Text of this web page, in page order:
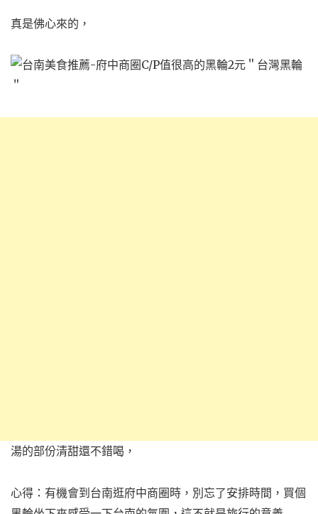
真是佛心來的，
湯的部份清甜還不錯喝，
心得：有機會到台南逛府中商圈時，別忘了安排時間，買個